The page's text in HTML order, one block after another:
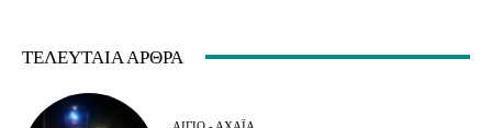
ΤΕΛΕΥΤΑΊΑ ΆΡΘΡΑ